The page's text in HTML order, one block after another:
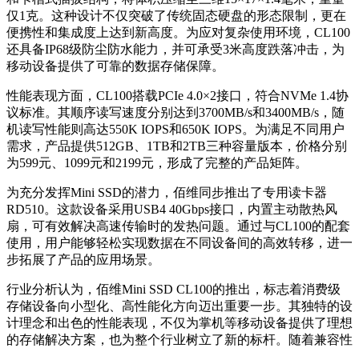
仅1克。这种设计不仅突破了传统固态硬盘的形态限制，更在
便携性和集成度上达到新高度。为应对复杂使用环境，CL100
还具备IP68级防尘防水能力，并可承受3米高度跌落冲击，为
移动设备提供了可靠的数据存储保障。
性能表现方面，CL100搭载PCIe 4.0×2接口，符合NVMe 1.4协
议标准。其顺序读写速度分别达到3700MB/s和3400MB/s，随
机读写性能则高达550K IOPS和650K IOPS。为满足不同用户
需求，产品提供512GB、1TB和2TB三种容量版本，价格分别
为599元、1099元和2199元，形成了完整的产品矩阵。
为充分发挥Mini SSD的潜力，佰维同步推出了专用读卡器
RD510。这款设备采用USB4 40Gbps接口，内置主动散热风
扇，可有效解决高速传输时的发热问题。通过与CL100的配套
使用，用户能够轻松实现数据在不同设备间的高效转移，进一
步拓展了产品的应用场景。
行业分析认为，佰维Mini SSD CL100的推出，标志着消费级
存储设备向小型化、高性能化方向迈出重要一步。其独特的设
计理念和出色的性能表现，不仅为掌机等移动设备提供了理想
的存储解决方案，也为整个行业树立了新的标杆。随着兼容性